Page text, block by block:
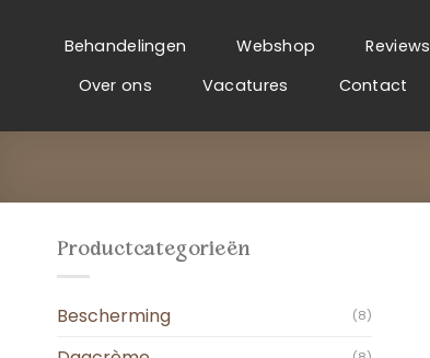
Behandelingen Webshop Reviews
Over ons
Vacatures Contact
Productcategorieën
Bescherming (8)